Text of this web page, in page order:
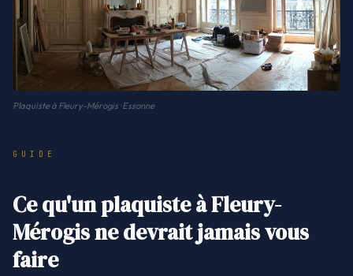
Plaquiste à Fleury-Mérogis · Essonne
GUIDE
Ce qu'un plaquiste à Fleury-
Mérogis ne devrait jamais vous
faire